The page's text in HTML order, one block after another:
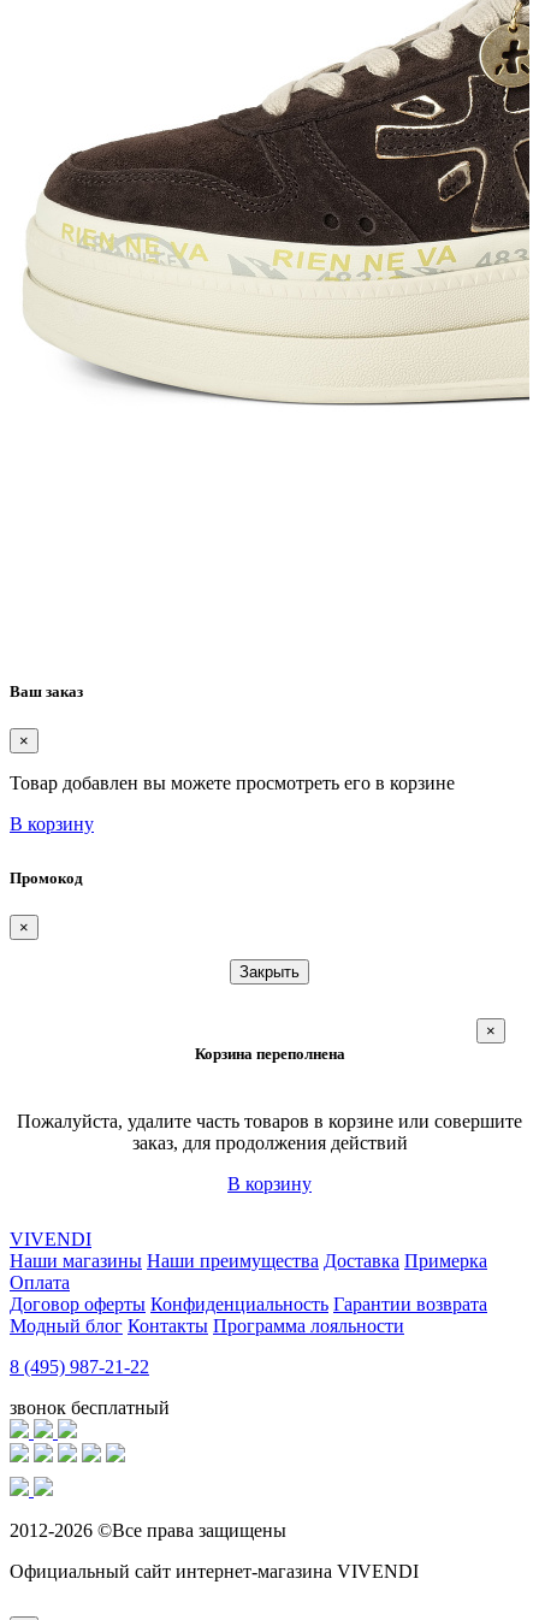
Ваш заказ
×
Товар добавлен вы можете просмотреть его в корзине
В корзину
Промокод
×
Закрыть
Корзина переполнена
×
Пожалуйста, удалите часть товаров в корзине или совершите
заказ, для продолжения действий
В корзину
VIVENDI
Наши магазины Наши преимущества Доставка Примерка
Оплата
Договор оферты Конфиденциальность Гарантии возврата
Модный блог Контакты Программа лояльности
8 (495) 987-21-22
звонок бесплатный
2012-2026 ©Все права защищены
Официальный сайт интернет-магазина VIVENDI